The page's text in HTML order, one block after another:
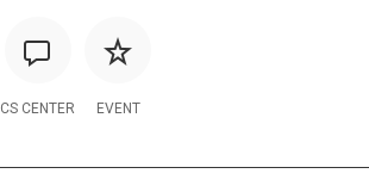
CS CENTER EVENT